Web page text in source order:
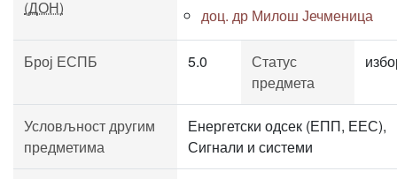
(ДОН)
доц. др Милош Јечменица
Број ЕСПБ 5.0
Статус
предмета
Условљност другим
предметима
Енергетски одсек (ЕПП, ЕЕС),
Сигнали и системи